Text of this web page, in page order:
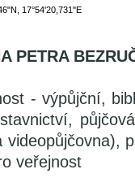
17°54'20,731"E
PETRA
- výpůjční,
videopůjčovna),
veřejnost